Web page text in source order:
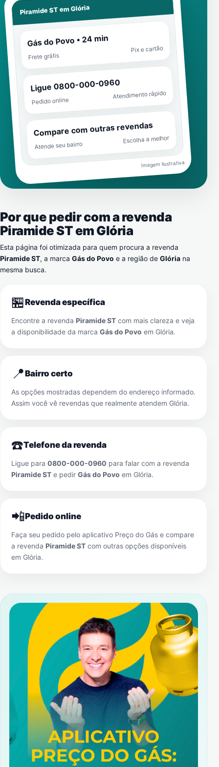
Piramide ST emGlória
Gás do Povo • 24 min
Frete grátis
Pix e cartão
Ligue 0800-000-0960
Pedido online
Atendimento rápido
Compare com outras revendas
Atende seu bairro
Escolha a melhor
Imagem ilustrativa
Por que pedir com a revenda
Piramide ST emGlória
Esta página foi otimizada para quem procura a revenda
Piramide ST, a marca Gás do Povo e a região de Glória na
mesma busca.
🏪Revenda específica
Encontre a revenda Piramide ST com mais clareza e veja
a disponibilidade da marca Gás do Povo em Glória.
📍Bairro certo
As opções mostradas dependem do endereço informado.
Assim você vê revendas que realmente atendem Glória.
☎️Telefone da revenda
Ligue para 0800-000-0960 para falar com a revenda
Piramide ST e pedir Gás do Povo em Glória.
📲Pedido online
Faça seu pedido pelo aplicativo Preço do Gás e compare
a revenda Piramide ST com outras opções disponíveis
em Glória.